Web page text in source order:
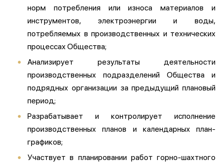
норм потребления или износа материалов и
инструментов, электроэнергии и воды,
потребляемых в производственных и технических
процессах Общества;
Анализирует результаты деятельности
производственных подразделений Общества и
подрядных организации за предыдущий плановый
период;
Разрабатывает и контролирует исполнение
производственных планов и календарных план-
графиков;
Участвует в планировании работ горно-шахтного